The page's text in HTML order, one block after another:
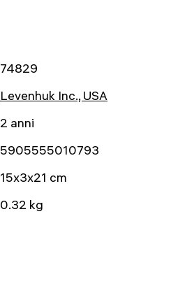
74829
Levenhuk Inc., USA
2 anni
5905555010793
15x3x21 cm
0.32 kg